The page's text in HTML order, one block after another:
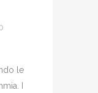
le
I